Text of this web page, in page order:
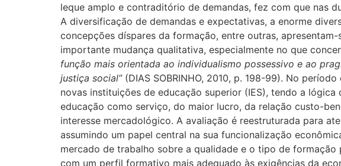
leque amplo e contraditório de demandas, fez com que nas
A diversificação de demandas e expectativas, a enorme
concepções díspares da formação, entre outras,
importante mudança qualitativa, especialmente no que
função mais orientada ao individualismo possessivo e ao
justiça social”(DIAS SOBRINHO, 2010, p. 198-99). No
novas instituições de educação superior (IES), tendo a
educação como serviço, do maior lucro, da relação custo-
interesse mercadológico. A avaliação é reestruturada para
assumindo um papel central na sua funcionalização
mercado de trabalho sobre a qualidade e o tipo de
com um perfil formativo mais adequado às exigências da